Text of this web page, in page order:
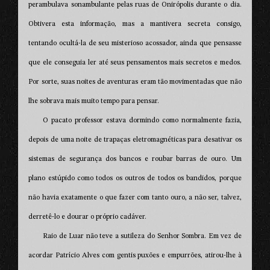
perambulava sonambulante pelas ruas de Onirópolis durante o dia.
Obtivera esta informação, mas a mantivera secreta consigo,
tentando ocultá-la de seu misterioso acossador, ainda que pensasse
que ele conseguia ler até seus pensamentos mais secretos e medos.
Por sorte, suas noites de aventuras eram tão movimentadas que não
lhe sobrava mais muito tempo para pensar.
O pacato professor estava dormindo como normalmente fazia,
depois de uma noite de trapaças eletromagnéticas para desativar os
sistemas de segurança dos bancos e roubar barras de ouro. Um
plano estúpido como todos os outros de todos os bandidos, porque
não havia exatamente o que fazer com tanto ouro, a não ser, talvez,
derretê-lo e dourar o próprio cadáver.
Raio de Luar não teve a sutileza do Senhor Sombra. Em vez de
acordar Patrício Alves com gentis puxões e empurrões, atirou-lhe à